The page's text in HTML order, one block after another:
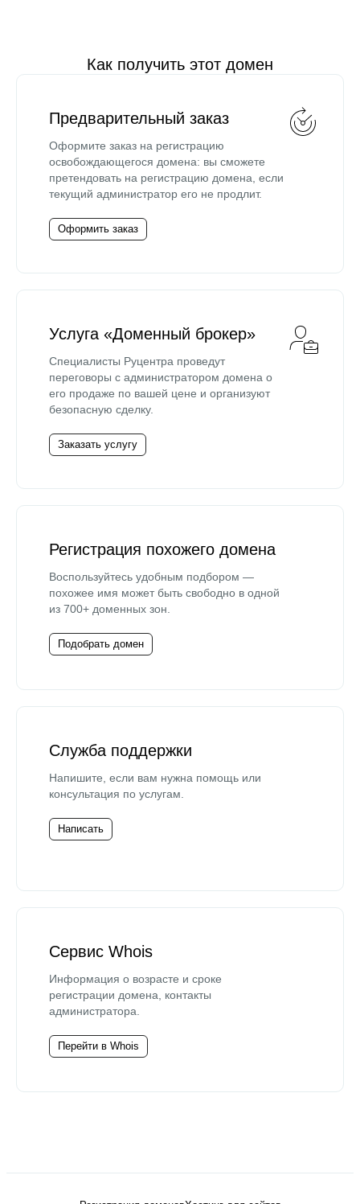
Как получить этот домен
Предварительный заказ
Оформите заказ на регистрацию
освобождающегося домена: вы сможете
претендовать на регистрацию домена, если
текущий администратор его не продлит.
Оформить заказ
Услуга «Доменный брокер»
Специалисты Руцентра проведут
переговоры с администратором домена о
его продаже по вашей цене и организуют
безопасную сделку.
Заказать услугу
Регистрация похожего домена
Воспользуйтесь удобным подбором —
похожее имя может быть свободно в одной
из 700+ доменных зон.
Подобрать домен
Служба поддержки
Напишите, если вам нужна помощь или
консультация по услугам.
Написать
Сервис Whois
Информация о возрасте и сроке
регистрации домена, контакты
администратора.
Перейти в Whois